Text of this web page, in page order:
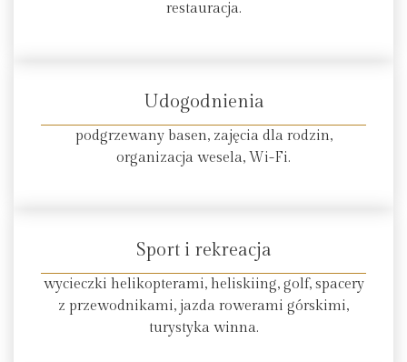
restauracja.
Udogodnienia
podgrzewany basen, zajęcia dla rodzin,
organizacja wesela, Wi-Fi.
Sport i rekreacja
wycieczki helikopterami, heliskiing, golf, spacery
z przewodnikami, jazda rowerami górskimi,
turystyka winna.